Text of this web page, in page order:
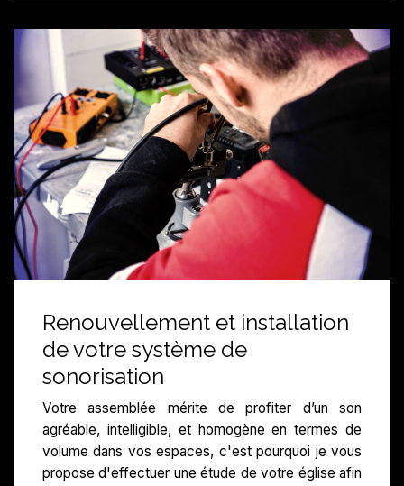
Renouvellement et installation
de votre système de
sonorisation
Votre assemblée mérite de profiter d’un son
agréable, intelligible, et homogène en termes de
volume dans vos espaces, c'est pourquoi je vous
propose d'effectuer une étude de votre église afin